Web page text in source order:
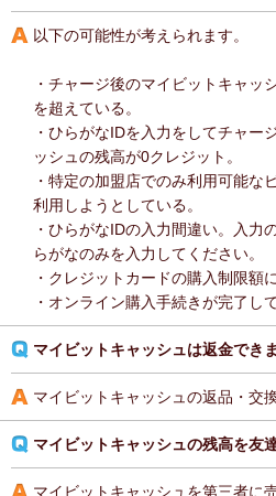
以下の可能性が考えられます。
・チャージ後のマイビットキャッ
を超えている。
・ひらがなIDを入力をしてチャー
ッシュの残高が0クレジット。
・特定の加盟店でのみ利用可能な
利用しようとしている。
・ひらがなIDの入力間違い。入力
らがなのみを入力してください。
・クレジットカードの購入制限額
・オンライン購入手続きが完了し
マイビットキャッシュは返金でき
マイビットキャッシュの返品・交
マイビットキャッシュの残高を友
マイビットキャッシュを第三者に